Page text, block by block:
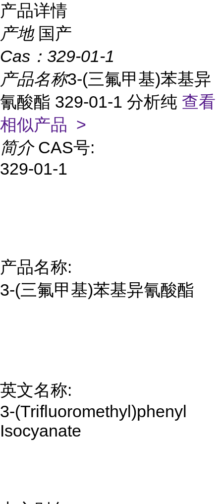
产品详情
产地 国产
Cas： 329-01-1
产品名称3-(三氟甲基)苯基异
氰酸酯 329-01-1 分析纯 查看
相似产品 >
简介 CAS号:
329-01-1
产品名称:
3-(三氟甲基)苯基异氰酸酯
英文名称:
3-(Trifluoromethyl)phenyl
Isocyanate